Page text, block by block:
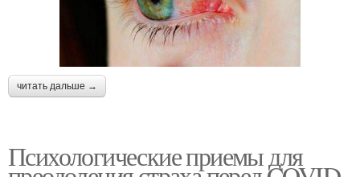
читать дальше →
Психологические приемы для